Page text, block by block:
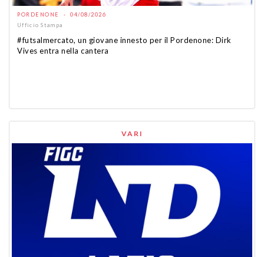
PORDENONE - 04/08/2026
Ufficio Stampa
#futsalmercato, un giovane innesto per il Pordenone: Dirk
Vives entra nella cantera
VARI